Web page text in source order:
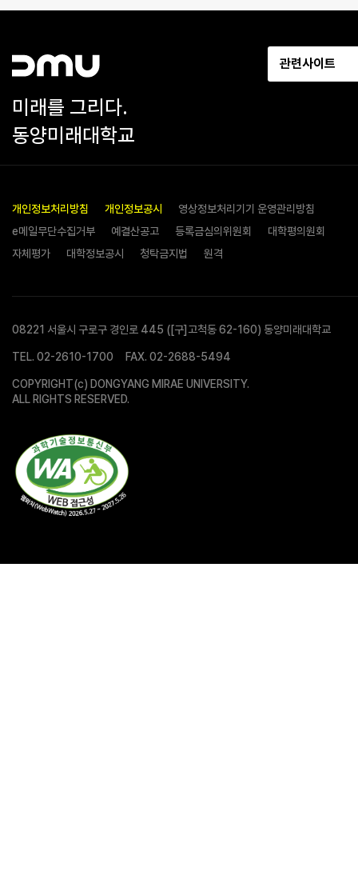
미래를 그리다.
동양미래대학교
관련사이트
개인정보처리방침 개인정보공시
영상정보처리기기 운영관리방침
e메일무단수집거부
예결산공고 등록금심의위원회
대학평의원회
자체평가
대학정보공시 청탁금지법 원격
08221 서울시 구로구 경인로 445 ([구]고척동 62-160) 동양미래대학교
TEL. 02-2610-1700 FAX. 02-2688-5494
COPYRIGHT(c) DONGYANG MIRAE UNIVERSITY.
ALL RIGHTS RESERVED.